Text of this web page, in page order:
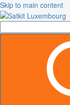
Skip to main content